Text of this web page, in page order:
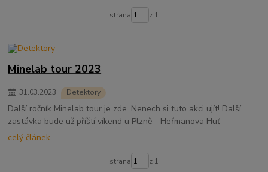
strana z 1
Minelab tour 2023
31.03.2023 Detektory
Další ročník Minelab tour je zde. Nenech si tuto akci ujít! Další
zastávka bude už příští víkend u Plzně - Heřmanova Huť
celý článek
strana z 1